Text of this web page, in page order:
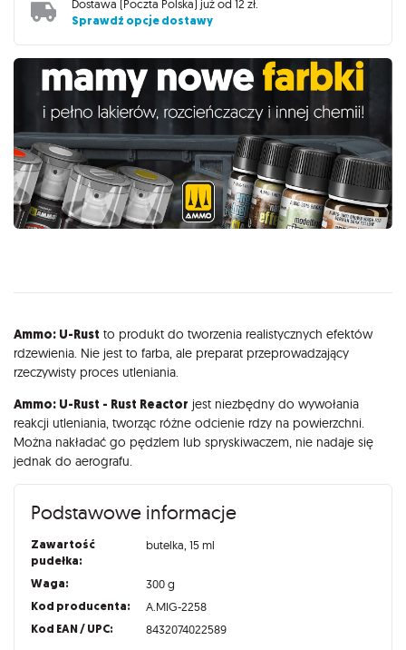
Dostawa (Poczta Polska) już od 12 zł
Sprawdź opcje dostawy
Opis
Ammo: U-Rust to produkt do tworzenia realistycznych efektów
rdzewienia. Nie jest to farba, ale preparat przeprowadzający
rzeczywisty proces utleniania.
Ammo: U-Rust - Rust Reactor jest niezbędny do wywołania
reakcji utleniania, tworząc różne odcienie rdzy na powierzchni.
Można nakładać go pędzlem lub spryskiwaczem, nie nadaje się
jednak do aerografu.
Podstawowe informacje
Zawartość
pudełka:
butelka, 15 ml
Waga: 300 g
Kod producenta: A.MIG-2258
Kod EAN / UPC: 8432074022589